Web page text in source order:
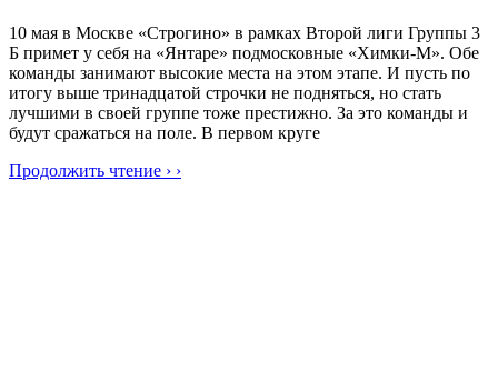
10 мая в Москве «Строгино» в рамках Второй лиги Группы 3
Б примет у себя на «Янтаре» подмосковные «Химки-М». Обе
команды занимают высокие места на этом этапе. И пусть по
итогу выше тринадцатой строчки не подняться, но стать
лучшими в своей группе тоже престижно. За это команды и
будут сражаться на поле. В первом круге
Продолжить чтение › ›